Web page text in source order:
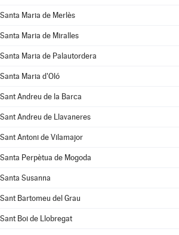
Santa Maria de Merlès
Santa Maria de Miralles
Santa Maria de Palautordera
Santa Maria d'Oló
Sant Andreu de la Barca
Sant Andreu de Llavaneres
Sant Antoni de Vilamajor
Santa Perpètua de Mogoda
Santa Susanna
Sant Bartomeu del Grau
Sant Boi de Llobregat